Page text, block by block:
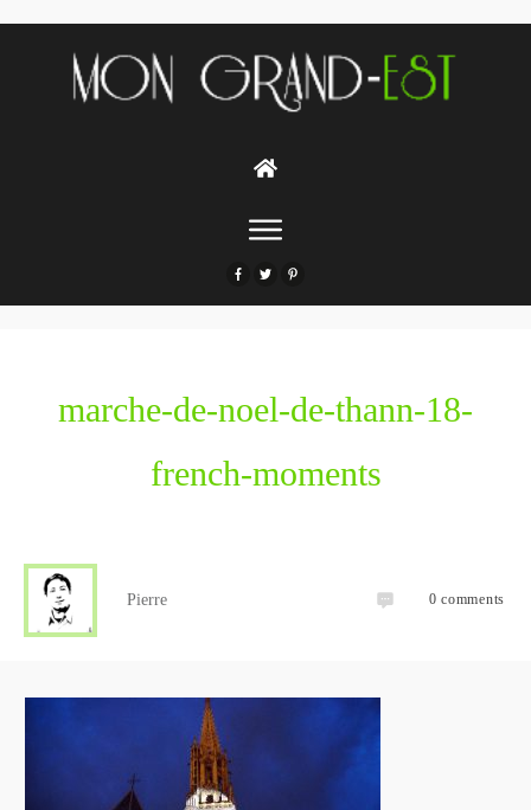
marche-de-noel-de-thann-18-
french-moments
Pierre 0 comments